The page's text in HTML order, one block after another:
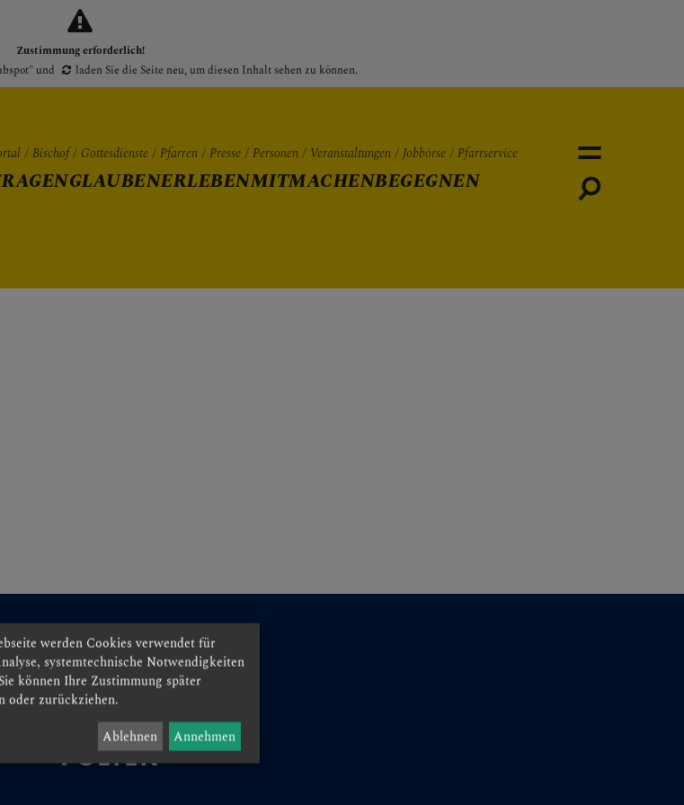
Zustimmung erforderlich!
und laden Sie die Seite neu, um diesen Inhalt sehen zu können.
Bischof Gottesdienste Pfarren Presse Personen Veranstaltungen Jobbörse Pfarrservice
GLAUBENERLEBENMITMACHENBEGEGNEN
werden Cookies verwendet für
systemtechnische Notwendigkeiten
können Ihre Zustimmung später
oder zurückziehen.
Ablehnen Annehmen